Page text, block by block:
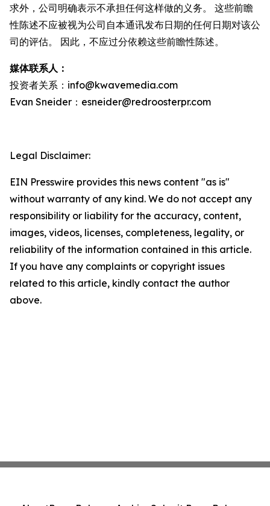
求外，公司明确表示不承担任何这样做的义务。 这些前瞻
性陈述不应被视为公司自本通讯发布日期的任何日期对该公
司的评估。 因此，不应过分依赖这些前瞻性陈述。
媒体联系人：
投资者关系：info@kwavemedia.com
Evan Sneider：esneider@redroosterpr.com
Legal Disclaimer:
EIN Presswire provides this news content "as is"
without warranty of any kind. We do not accept any
responsibility or liability for the accuracy, content,
images, videos, licenses, completeness, legality, or
reliability of the information contained in this article.
If you have any complaints or copyright issues
related to this article, kindly contact the author
above.